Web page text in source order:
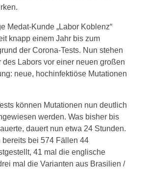
Medat-Kunde „Labor Koblenz“
knapp einem Jahr bis zum
der Corona-Tests. Nun stehen
des Labors vor einer neuen großen
neue, hochinfektiöse Mutationen
können Mutationen nun deutlich
werden. Was bisher bis
dauert nun etwa 24 Stunden.
bereits bei 574 Fällen 44
41 mal die englische
mal die Varianten aus Brasilien /